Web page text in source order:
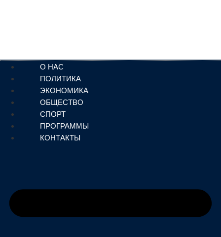
О НАС
ПОЛИТИКА
ЭКОНОМИКА
ОБЩЕСТВО
СПОРТ
ПРОГРАММЫ
КОНТАКТЫ